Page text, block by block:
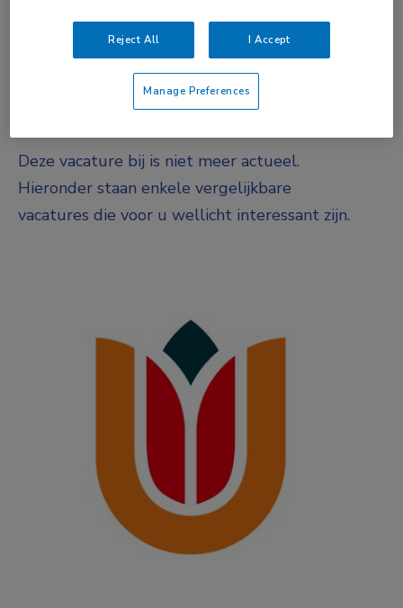
DIENSTVERBAND
0-uren contract
Deze vacature bij is niet meer actueel.
Hieronder staan enkele vergelijkbare
vacatures die voor u wellicht interessant zijn.
Reject All I Accept
Manage Preferences